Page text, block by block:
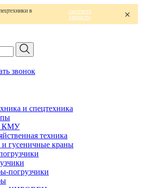
в
смотреть
запчасти
звонок
и спецтехника
КМУ
техника
гусеничные краны
погрузчики